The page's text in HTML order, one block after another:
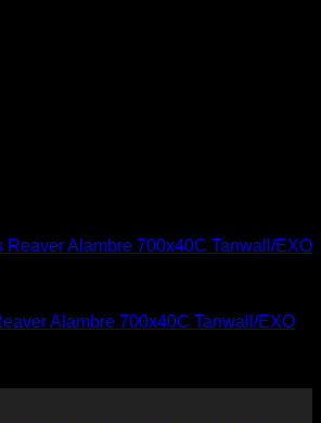
Alambre 700x40C Tanwall/EXO